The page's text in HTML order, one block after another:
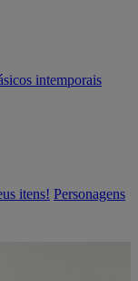
intemporais
itens! Personagens